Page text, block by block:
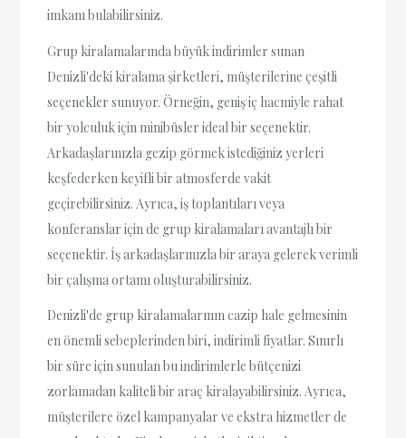
imkanı bulabilirsiniz.
Grup kiralamalarında büyük indirimler sunan
Denizli'deki kiralama şirketleri, müşterilerine çeşitli
seçenekler sunuyor. Örneğin, geniş iç hacmiyle rahat
bir yolculuk için minibüsler ideal bir seçenektir.
Arkadaşlarınızla gezip görmek istediğiniz yerleri
keşfederken keyifli bir atmosferde vakit
geçirebilirsiniz. Ayrıca, iş toplantıları veya
konferanslar için de grup kiralamaları avantajlı bir
seçenektir. İş arkadaşlarınızla bir araya gelerek verimli
bir çalışma ortamı oluşturabilirsiniz.
Denizli'de grup kiralamalarının cazip hale gelmesinin
en önemli sebeplerinden biri, indirimli fiyatlar. Sınırlı
bir süre için sunulan bu indirimlerle bütçenizi
zorlamadan kaliteli bir araç kiralayabilirsiniz. Ayrıca,
müşterilere özel kampanyalar ve ekstra hizmetler de